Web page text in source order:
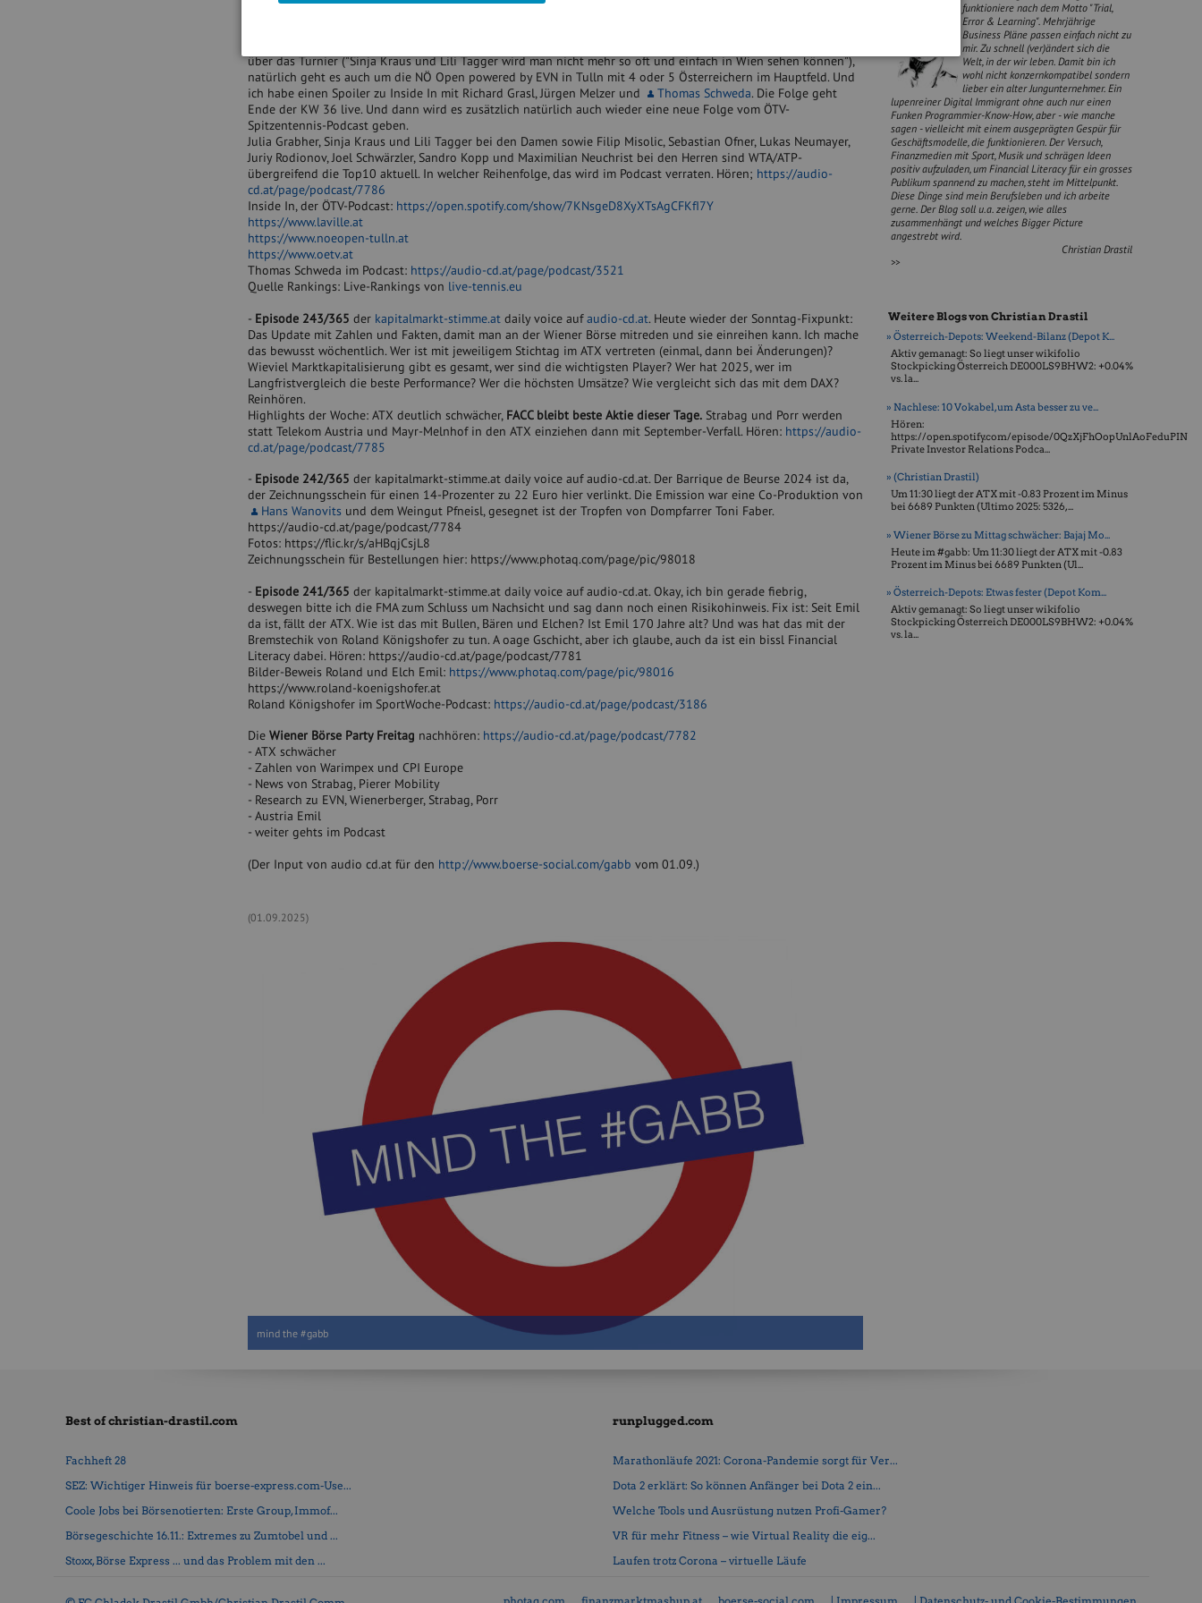
über das Turnier ("Sinja Kraus und Lili Tagger wird man nicht mehr so oft und einfach in Wien sehen können"),
natürlich geht es auch um die NÖ Open powered by EVN in Tulln mit 4 oder 5 Österreichern im Hauptfeld. Und
ich habe einen Spoiler zu Inside In mit Richard Grasl, Jürgen Melzer und
Thomas Schweda. Die Folge geht
Ende der KW 36 live. Und dann wird es zusätzlich natürlich auch wieder eine neue Folge vom ÖTV-
Spitzentennis-Podcast geben.
Julia Grabher, Sinja Kraus und Lili Tagger bei den Damen sowie Filip Misolic, Sebastian Ofner, Lukas Neumayer,
Juriy Rodionov, Joel Schwärzler, Sandro Kopp und Maximilian Neuchrist bei den Herren sind WTA/ATP-
übergreifend die Top10 aktuell. In welcher Reihenfolge, das wird im Podcast verraten. Hören; https://audio-
cd.at/page/podcast/7786
Inside In, der ÖTV-Podcast: https://open.spotify.com/show/7KNsgeD8XyXTsAgCFKfI7Y
https://www.laville.at
https://www.noeopen-tulln.at
https://www.oetv.at
Thomas Schweda im Podcast: https://audio-cd.at/page/podcast/3521
Quelle Rankings: Live-Rankings von live-tennis.eu
- Episode 243/365 der kapitalmarkt-stimme.atdaily voice aufaudio-cd.at. Heute wieder der Sonntag-Fixpunkt:
Das Update mit Zahlen und Fakten, damit man an der Wiener Börse mitreden und sie einreihen kann. Ich mache
das bewusst wöchentlich. Wer ist mit jeweiligem Stichtag im ATX vertreten (einmal, dann bei Änderungen)?
Wieviel Marktkapitalisierung gibt es gesamt, wer sind die wichtigsten Player? Wer hat 2025, wer im
Langfristvergleich die beste Performance? Wer die höchsten Umsätze? Wie vergleicht sich das mit dem DAX?
Reinhören.
Highlights der Woche: ATX deutlich schwächer, FACC bleibt beste Aktie dieser Tage.Strabag und Porr werden
statt Telekom Austria und Mayr-Melnhof in den ATX einziehen dann mit September-Verfall. Hören: https://audio-
cd.at/page/podcast/7785
- Episode 242/365 der kapitalmarkt-stimme.at daily voice auf audio-cd.at. Der Barrique de Beurse 2024 ist da,
der Zeichnungsschein für einen 14-Prozenter zu 22 Euro hier verlinkt. Die Emission war eine Co-Produktion von
Hans Wanovitsund dem Weingut Pfneisl, gesegnet ist der Tropfen von Dompfarrer Toni Faber.
https://audio-cd.at/page/podcast/7784
Fotos: https://flic.kr/s/aHBqjCsjL8
Zeichnungsschein für Bestellungen hier: https://www.photaq.com/page/pic/98018
- Episode 241/365 der kapitalmarkt-stimme.at daily voice auf audio-cd.at. Okay, ich bin gerade fiebrig,
deswegen bitte ich die FMA zum Schluss um Nachsicht und sag dann noch einen Risikohinweis. Fix ist: Seit Emil
da ist, fällt der ATX. Wie ist das mit Bullen, Bären und Elchen? Ist Emil 170 Jahre alt? Und was hat das mit der
Bremstechik von Roland Königshofer zu tun. A oage Gschicht, aber ich glaube, auch da ist ein bissl Financial
Literacy dabei. Hören: https://audio-cd.at/page/podcast/7781
Bilder-Beweis Roland und Elch Emil: https://www.photaq.com/page/pic/98016
https://www.roland-koenigshofer.at
Roland Königshofer im SportWoche-Podcast: https://audio-cd.at/page/podcast/3186
Die Wiener Börse Party Freitag nachhören: https://audio-cd.at/page/podcast/7782
- ATX schwächer
- Zahlen von Warimpex und CPI Europe
- News von Strabag, Pierer Mobility
- Research zu EVN, Wienerberger, Strabag, Porr
- Austria Emil
- weiter gehts im Podcast
(Der Input von audio cd.at für den http://www.boerse-social.com/gabb vom 01.09.)
(01.09.2025)
mind the #gabb
funktioniere nach dem Motto "Trial,
Error & Learning". Mehrjährige
Business Pläne passen einfach nicht zu
mir. Zu schnell (ver)ändert sich die
Welt, in der wir leben. Damit bin ich
wohl nicht konzernkompatibel sondern
lieber ein alter Jungunternehmer. Ein
lupenreiner Digital Immigrant ohne auch nur einen
Funken Programmier-Know-How, aber - wie manche
sagen - vielleicht mit einem ausgeprägten Gespür für
Geschäftsmodelle, die funktionieren. Der Versuch,
Finanzmedien mit Sport, Musik und schrägen Ideen
positiv aufzuladen, um Financial Literacy für ein grosses
Publikum spannend zu machen, steht im Mittelpunkt.
Diese Dinge sind mein Berufsleben und ich arbeite
gerne. Der Blog soll u.a. zeigen, wie alles
zusammenhängt und welches Bigger Picture
angestrebt wird.
Christian Drastil
>>
Weitere Blogs von Christian Drastil
» Österreich-Depots: Weekend-Bilanz (Depot K...
Aktiv gemanagt: So liegt unser wikifolio
Stockpicking Öster­reich DE000LS9BHW2: +0.04%
vs. la...
» Nachlese: 10 Vokabel, um Asta besser zu ve...
Hören:
https://open.spotify.com/episode/0QzXjFhOopUnlAoFeduPIN
Private Investor Relations Podca...
» (Christian Drastil)
Um 11:30 liegt der ATX mit -0.83 Prozent im Minus
bei 6689 Punkten (Ultimo 2025: 5326, ...
» Wiener Börse zu Mittag schwächer: Bajaj Mo...
Heute im #gabb: Um 11:30 liegt der ATX mit -0.83
Prozent im Minus bei 6689 Punkten (Ul...
» Österreich-Depots: Etwas fester (Depot Kom...
Aktiv gemanagt: So liegt unser wikifolio
Stockpicking Öster­reich DE000LS9BHW2: +0.04%
vs. la...
Best of christian-drastil.com
Fachheft 28
SEZ: Wichtiger Hinweis für boerse-express.com-Use...
Coole Jobs bei Börsenotierten: Erste Group, Immof...
Börsegeschichte 16.11.: Extremes zu Zumtobel und ...
Stoxx, Börse Express ... und das Problem mit den ...
runplugged.com
Marathonläufe 2021: Corona-Pandemie sorgt für Ver...
Dota 2 erklärt: So können Anfänger bei Dota 2 ein...
Welche Tools und Ausrüstung nutzen Profi-Gamer?
VR für mehr Fitness – wie Virtual Reality die eig...
Laufen trotz Corona – virtuelle Läufe